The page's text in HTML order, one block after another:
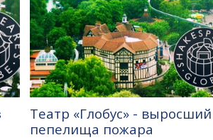
Театр «Глобус» -
пепелища пожара